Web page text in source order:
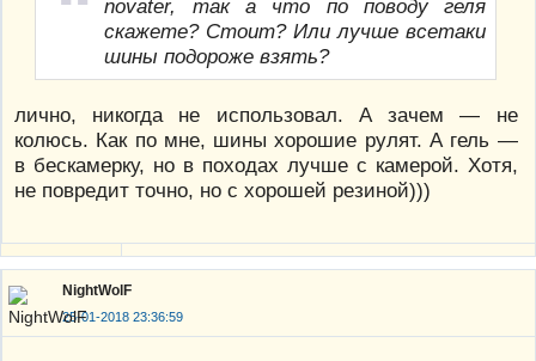
novater, так а что по поводу геля
скажете? Стоит? Или лучше всетаки
шины подороже взять?
лично, никогда не использовал. А зачем — не
колюсь. Как по мне, шины хорошие рулят. А гель —
в бескамерку, но в походах лучше с камерой. Хотя,
не повредит точно, но с хорошей резиной)))
NightWolF
25-01-2018 23:36:59